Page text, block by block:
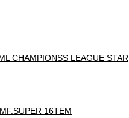
CHAMPIONSS LEAGUE STAR
16ΤΕΜ